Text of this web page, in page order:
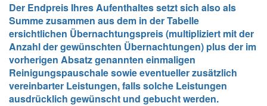
Der Endpreis Ihres Aufenthaltes setzt sich also als
Summe zusammen aus dem in der Tabelle
ersichtlichen Übernachtungspreis (multipliziert mit der
Anzahl der gewünschten Übernachtungen) plus der im
vorherigen Absatz genannten einmaligen
Reinigungspauschale sowie eventueller zusätzlich
vereinbarter Leistungen, falls solche Leistungen
ausdrücklich gewünscht und gebucht werden.